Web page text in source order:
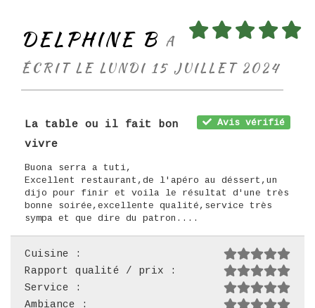
DELPHINE B A
ÉCRIT LE LUNDI 15 JUILLET 2024
Avis vérifié
La table ou il fait bon
vivre
Buona serra a tuti,
Excellent restaurant,de l'apéro au déssert,un
dijo pour finir et voila le résultat d'une très
bonne soirée,excellente qualité,service très
sympa et que dire du patron....
Cuisine :
Rapport qualité / prix :
Service :
Ambiance :